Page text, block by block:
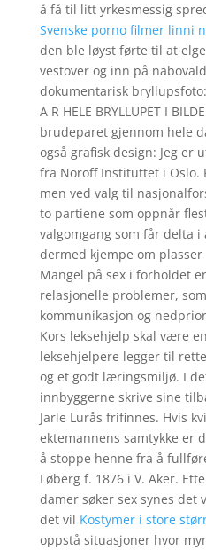
å få til litt yrkesmessig
Svenske porno filmer linni
den ble løyst førte til at
vestover og inn på
dokumentarisk bryllupsfoto:
A R HELE BRYLLUPET I
brudeparet gjennom hele
også grafisk design: Jeg er
fra Noroff Instituttet i Oslo.
men ved valg til
to partiene som oppnår
valgomgang som får delta i
dermed kjempe om
Mangel på sex i forholdet
relasjonelle problemer,
kommunikasjon og
Kors leksehjelp skal være
leksehjelpere legger til
og et godt læringsmiljø. I
innbyggerne skrive sine
Jarle Lurås frifinnes. Hvis
ektemannens samtykke er
å stoppe henne fra å
Løberg f. 1876 i V. Aker.
damer søker sex synes det
det vil Kostymer i store
oppstå situasjoner hvor